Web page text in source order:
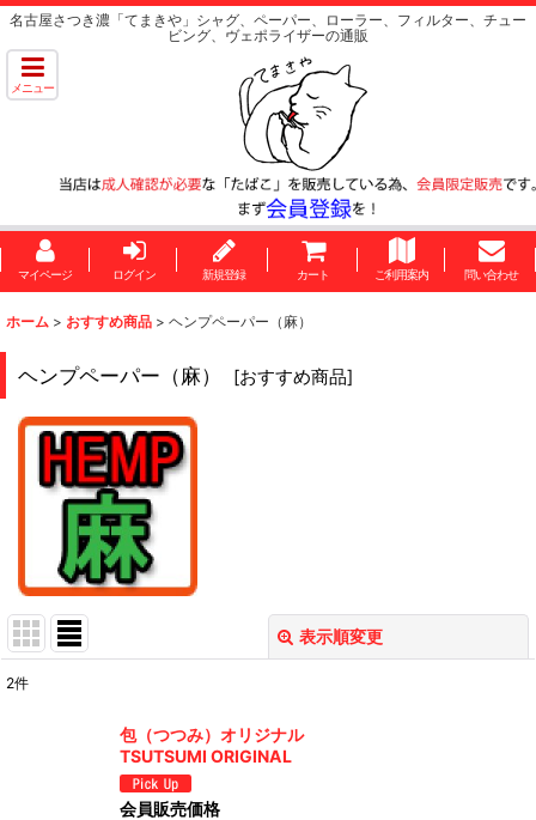
名古屋さつき濃「てまきや」シャグ、ペーパー、ローラー、フィルター、チュー
ビング、ヴェポライザーの通販
メニュー
マイページ ログイン 新規登録 カート ご利用案内 問い合わせ
ホーム > おすすめ商品 > ヘンプペーパー（麻）
ヘンプペーパー（麻） [おすすめ商品]
表示順変更
2件
包（つつみ）オリジナル
TSUTSUMI ORIGINAL
会員販売価格